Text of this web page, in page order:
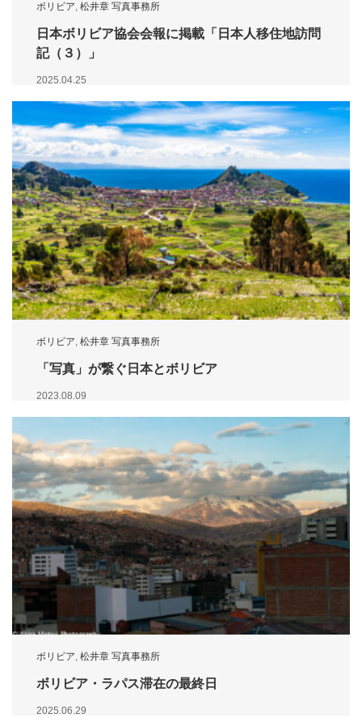
ボリビア, 松井章 写真事務所
日本ボリビア協会会報に掲載「日本人移住地訪問
記（３）」
2025.04.25
ボリビア 松井章 写真事務所
「写真」が繋ぐ日本とボリビア
2023.08.09
ボリビア, 松井章 写真事務所
ボリビア・ラパス滞在の最終日
2025.06.29